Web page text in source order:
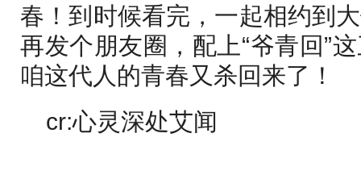
春！到时候看完，一起相约到
再发个朋友圈，配上“爷青回”
咱这代人的青春又杀回来了！
cr:心灵深处艾闻